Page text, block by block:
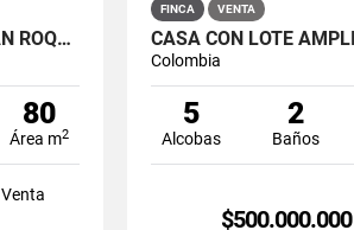
SE VENDE CASA CAMPESTRE EN SAN ROQUE, ANTIOQUIA
80
Área m2
Venta
FINCA VENTA
Colombia
5
Alcobas
2
Baños
$500.000.000